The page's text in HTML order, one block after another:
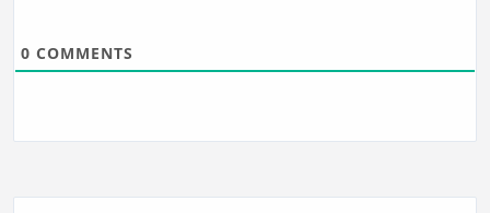
0 COMMENTS